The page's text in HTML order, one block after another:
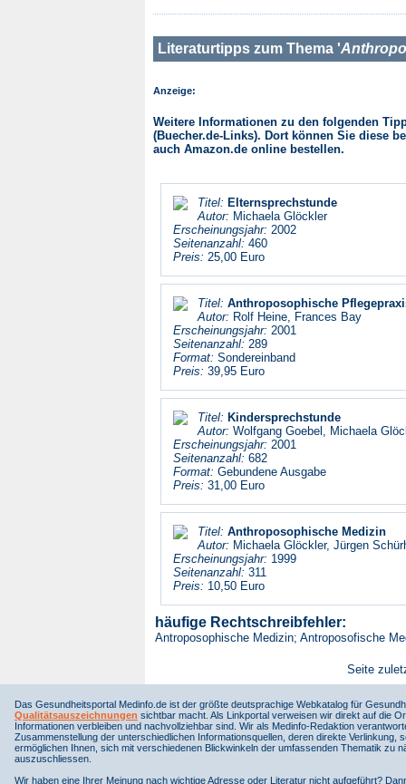
Literaturtipps zum Thema '
Anzeige:
Weitere Informationen zu den folgenden
(Buecher.de-Links). Dort können Sie diese
auch Amazon.de online bestellen.
Titel: Elternsprechstunde
Autor: Michaela Glöckler
Erscheinungsjahr: 2002
Seitenanzahl: 460
Preis: 25,00 Euro
Titel: Anthroposophische
Autor: Rolf Heine, Frances Bay
Erscheinungsjahr: 2001
Seitenanzahl: 289
Format: Sondereinband
Preis: 39,95 Euro
Titel: Kindersprechstunde
Autor: Wolfgang Goebel, Michaela
Erscheinungsjahr: 2001
Seitenanzahl: 682
Format: Gebundene Ausgabe
Preis: 31,00 Euro
Titel: Anthroposophische Medizin
Autor: Michaela Glöckler, Jürgen
Erscheinungsjahr: 1999
Seitenanzahl: 311
Preis: 10,50 Euro
häufige Rechtschreibfehler:
Antroposophische Medizin; Antroposofische
Seite
Das Gesundheitsportal Medinfo.de ist der größte deutsprachige Webkatalog für
Qualitätsauszeichnungen sichtbar macht. Als Linkportal verweisen wir direkt auf die
Informationen verbleiben und nachvollziehbar sind. Wir als Medinfo-Redaktion
Zusammenstellung der unterschiedlichen Informationsquellen, deren direkte
ermöglichen Ihnen, sich mit verschiedenen Blickwinkeln der umfassenden Thematik
auszuschliessen.
Wir haben eine Ihrer Meinung nach wichtige Adresse oder Literatur nicht aufgeführt?